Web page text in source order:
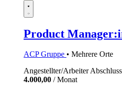
Product
ACP Gruppe • Mehrere Orte
Angestellter/Arbeiter
4.000,00 / Monat